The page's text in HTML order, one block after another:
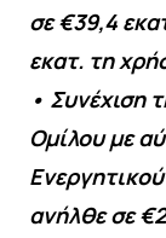
σε €39,4
εκατ. τη
• Συνέχιση
Ομίλου με
ανήλθε σε